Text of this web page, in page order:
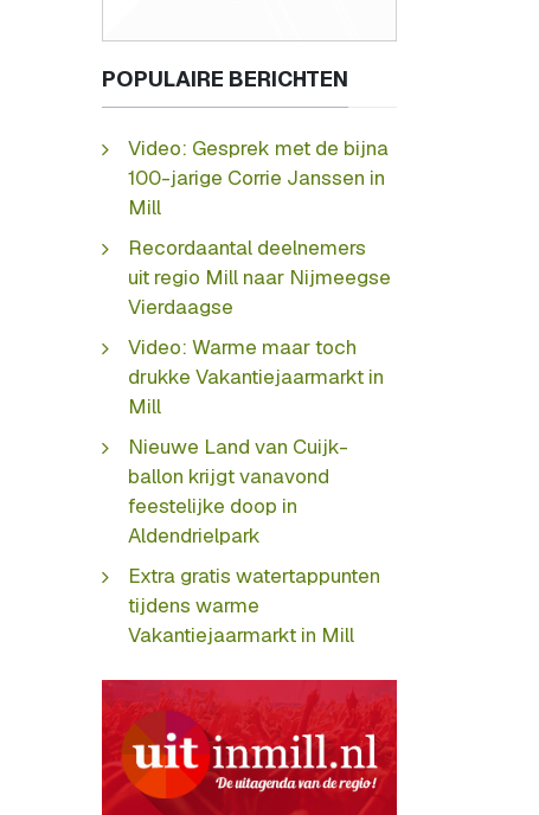
POPULAIRE BERICHTEN
Video: Gesprek met de bijna
100-jarige Corrie Janssen in
Mill
Recordaantal deelnemers
uit regio Mill naar Nijmeegse
Vierdaagse
Video: Warme maar toch
drukke Vakantiejaarmarkt in
Mill
Nieuwe Land van Cuijk-
ballon krijgt vanavond
feestelijke doop in
Aldendrielpark
Extra gratis watertappunten
tijdens warme
Vakantiejaarmarkt in Mill